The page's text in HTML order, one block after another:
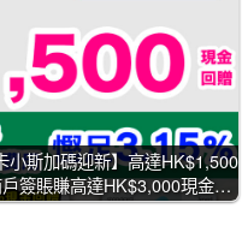
小斯加碼迎新】高達HK$1,500
簽賬賺高達HK$3,000現金…